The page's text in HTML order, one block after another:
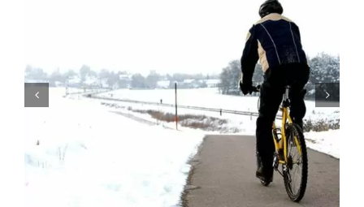
Szkolenia górskie z Formą na Szczyt